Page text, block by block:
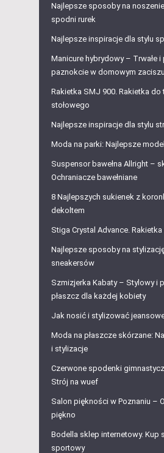
Najlepsze sposoby na
spodni rurek
Najlepsze inspiracje dla stylu
Manicure hybrydowy – Trwałe i
paznokcie w domowym zaciszu
Rakietka SMJ 900. Rakietka do
stołowego
Najlepsze inspiracje dla stylu
Moda na parki: Najlepsze
Suspensor bawełna Allright –
Ochraniacze bawełniane
8 Najlepszych sukienek z
dekoltem
Stiga Crystal Advance.
Najlepsze sposoby na
sneakersów
Szmizjerka Kabaty – Stylowy i
płaszcz dla każdej kobiety
Jak nosić i stylizować
Moda na płaszcze skórzane:
i stylizacje
Czerwone spodenki
Strój na wuef
Salon piękności w Poznaniu –
piękno
Bodella sklep internetowy. Kup
sportowy